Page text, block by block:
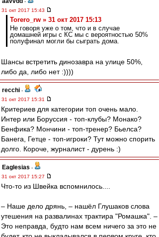
-
31 окт 2017 15:43
Torero_rw » 31 окт 2017 15:13
Не говоря уже о том, что и в случае
домашней игры с КС мы с вероятностью 50%
полуфинал могли бы сыграть дома.
Шансы встретить динозавра на улице 50%,
либо да, либо нет :))))
recchi -
31 окт 2017 15:31
Критериев для категории топ очень мало.
Интер или Боруссия - топ-клубы? Монако?
Бенфика? Мончини - топ-тренер? Бьелса?
Банега, Гетце - топ-игроки? Тут можно спорить
долго. Короче, журналист - дурень :)
Eaglesias -
31 окт 2017 15:27
Что-то из Швейка вспомнилось....
– Наше дело дрянь, – нашёл Глушаков слова
утешения на развалинах трактира "Ромашка". –
Это неправда, будто нам всем ничего за это не